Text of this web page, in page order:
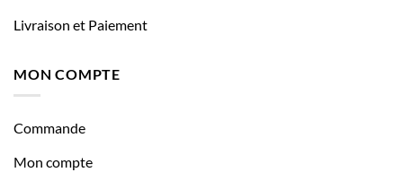
Livraison et Paiement
MON COMPTE
Commande
Mon compte